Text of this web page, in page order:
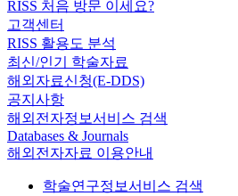
RISS 처음 방문 이세요?
고객센터
RISS 활용도 분석
최신/인기 학술자료
해외자료신청(E-DDS)
공지사항
해외전자정보서비스 검색
Databases & Journals
해외전자자료 이용안내
학술연구정보서비스 검색